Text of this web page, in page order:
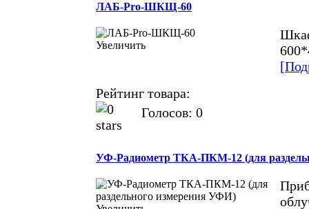
ЛАБ-Pro-ШКЩ-60
Увеличить
Рейтинг товара:
Голосов: 0
УФ-Радиометр ТКА-ПКМ-12 (для